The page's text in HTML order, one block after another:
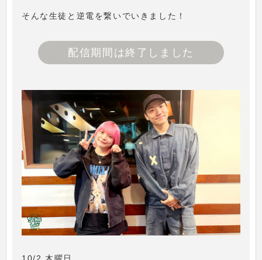
そんな生徒と逆電を繋いでいきました！
配信期間は終了しました